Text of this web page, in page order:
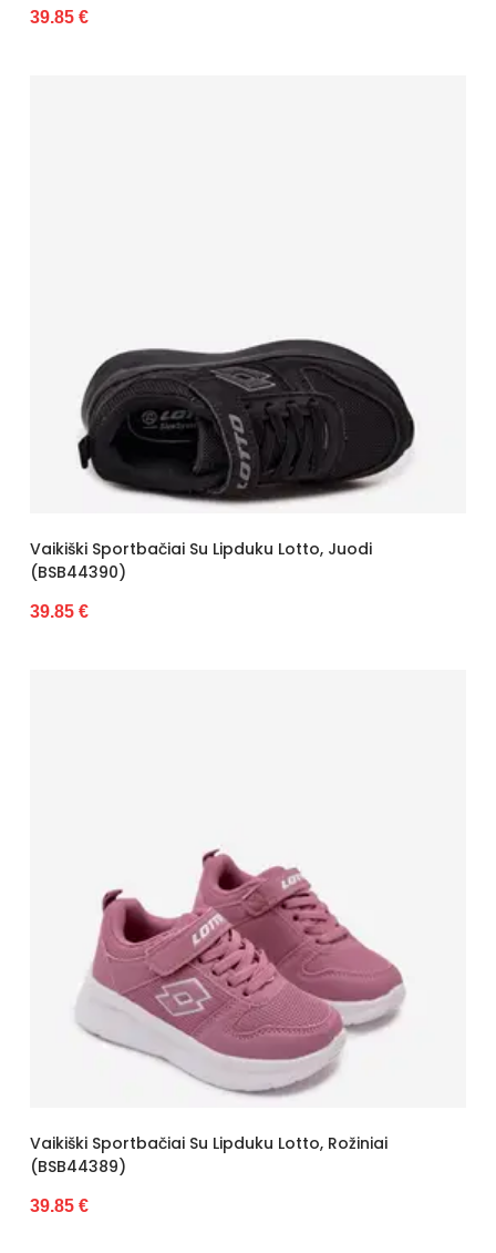
39.85 €
Vaikiški Sportbačiai Su Lipduku Lotto, Juodi
(BSB44390)
39.85 €
Vaikiški Sportbačiai Su Lipduku Lotto, Rožiniai
(BSB44389)
39.85 €